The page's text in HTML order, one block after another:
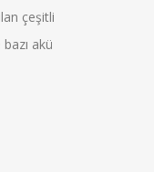
çeşitli
akü